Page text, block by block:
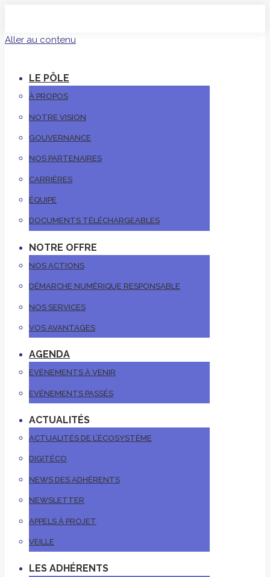
Aller au contenu
LE PÔLE
À PROPOS
NOTRE VISION
GOUVERNANCE
NOS PARTENAIRES
CARRIÈRES
ÉQUIPE
DOCUMENTS TÉLÉCHARGEABLES
NOTRE OFFRE
NOS ACTIONS
DÉMARCHE NUMÉRIQUE RESPONSABLE
NOS SERVICES
VOS AVANTAGES
AGENDA
EVÉNEMENTS À VENIR
EVÉNEMENTS PASSÉS
ACTUALITÉS
ACTUALITÉS DE L’ÉCOSYSTÈME
DIGITÉCO
NEWS DES ADHÉRENTS
NEWSLETTER
APPELS À PROJET
VEILLE
LES ADHÉRENTS